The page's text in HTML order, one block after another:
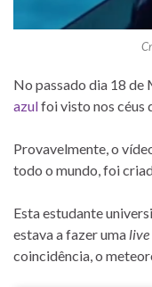
No passado dia 18 de
azulfoi visto nos céus
Provavelmente, o
todo o mundo, foi
Esta estudante
estava a fazer uma live
coincidência, o